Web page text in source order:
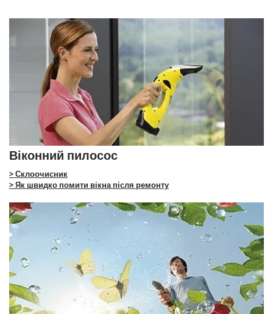
Віконний пилосос
> Склоочисник
> Як швидко помити вікна після ремонту